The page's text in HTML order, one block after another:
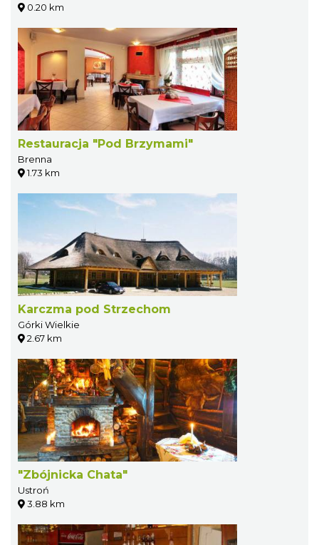
0.20 km
Restauracja "Pod Brzymami"
Brenna
1.73 km
Karczma pod Strzechom
Górki Wielkie
2.67 km
"Zbójnicka Chata"
Ustroń
3.88 km